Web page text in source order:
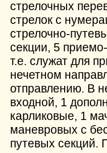
стрелочных
стрелок с
стрелочно-
секции, 5
т.е. служат для
нечетном
отправлению. В
входной, 1
карликовые, 1
маневровых с
путевых секций.